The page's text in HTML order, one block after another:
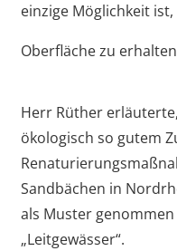
einzige Möglichkeit
Oberfläche zu
Herr Rüther
ökologisch so gutem
Sandbächen in
als Muster
„Leitgewässer“.